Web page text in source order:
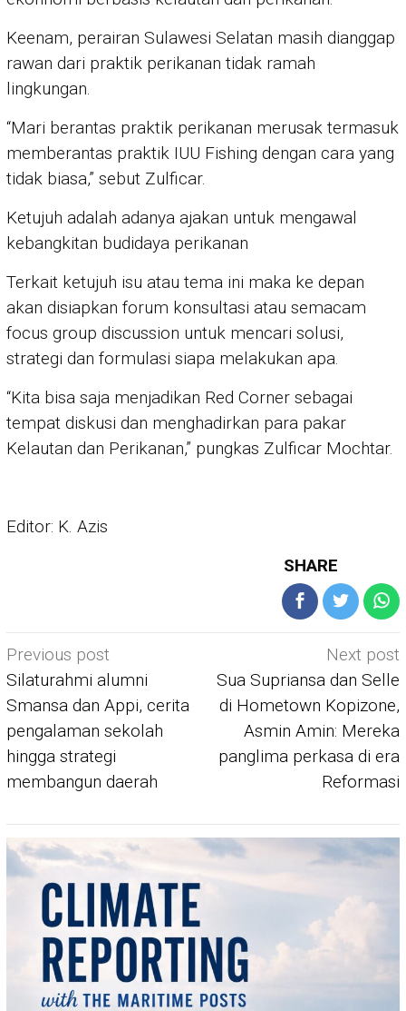
Keenam, perairan Sulawesi Selatan masih dianggap
rawan dari praktik perikanan tidak ramah
lingkungan.
“Mari berantas praktik perikanan merusak termasuk
memberantas praktik IUU Fishing dengan cara yang
tidak biasa,” sebut Zulficar.
Ketujuh adalah adanya ajakan untuk mengawal
kebangkitan budidaya perikanan
Terkait ketujuh isu atau tema ini maka ke depan
akan disiapkan forum konsultasi atau semacam
focus group discussion untuk mencari solusi,
strategi dan formulasi siapa melakukan apa.
“Kita bisa saja menjadikan Red Corner sebagai
tempat diskusi dan menghadirkan para pakar
Kelautan dan Perikanan,” pungkas Zulficar Mochtar.
Editor: K. Azis
SHARE
Post
navigation
Previous post
Silaturahmi alumni
Smansa dan Appi, cerita
pengalaman sekolah
hingga strategi
membangun daerah
Next post
Sua Supriansa dan Selle
di Hometown Kopizone,
Asmin Amin: Mereka
panglima perkasa di era
Reformasi